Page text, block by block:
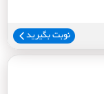
نوبت بگیرید